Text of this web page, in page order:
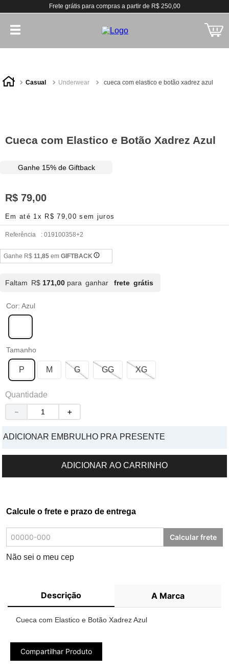
Frete grátis para compras a partir de R$ 250,00
casual underwear cueca com elastico e botão xadrez azul
Cueca com Elastico e Botão Xadrez Azul
Ganhe 15% de Giftback
R$ 79,00
Em até 1x R$ 79,00 sem juros
Referência : 019100358+2
Ganhe R$ 11,85 em GIFTBACK
Faltam R$ 171,00 para ganhar frete grátis
Cor: Azul
Tamanho
P M G GG XG
Quantidade
＋
－
ADICIONAR EMBRULHO PRA PRESENTE
ADICIONAR AO CARRINHO
Calcule o frete e prazo de entrega
Calcular frete
Não sei o meu cep
Descrição A Marca
Cueca com Elastico e Botão Xadrez Azul
Compartilhar Produto